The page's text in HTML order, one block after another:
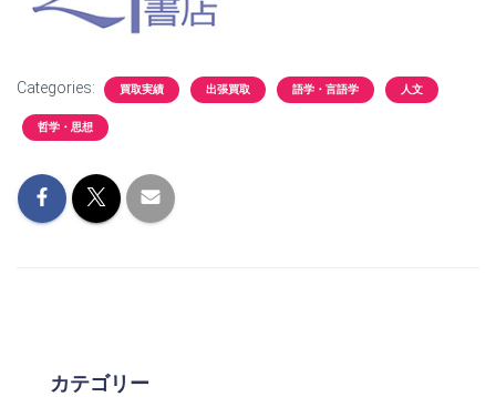
Categories: 買取実績 出張買取 語学・言語学 人文
哲学・思想
カテゴリー